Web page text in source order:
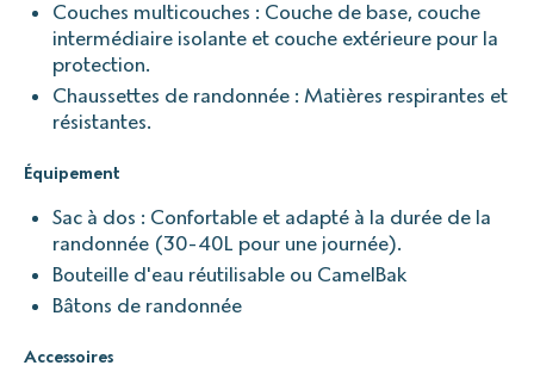
Couches multicouches : Couche de base, couche
intermédiaire isolante et couche extérieure pour la
protection.
Chaussettes de randonnée : Matières respirantes et
résistantes.
Équipement
Sac à dos : Confortable et adapté à la durée de la
randonnée (30-40L pour une journée).
Bouteille d'eau réutilisable ou CamelBak
Bâtons de randonnée
Accessoires